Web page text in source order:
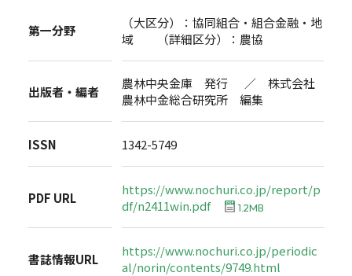
第一分野
（大区分）：協同組合・組合金融・地
域 （詳細区分）：農協
出版者・編者
農林中央金庫 発行 ／ 株式会社
農林中金総合研究所 編集
ISSN 1342-5749
PDF URL
https://www.nochuri.co.jp/report/p
df/n2411win.pdf
1.2MB
書誌情報URL
https://www.nochuri.co.jp/periodic
al/norin/contents/9749.html